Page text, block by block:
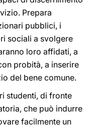
Prepara
pubblici, i
sociali a svolgere
loro affidati, a
probità, a inserire
del bene comune.
studenti, di fronte
che può indurre
facilmente un